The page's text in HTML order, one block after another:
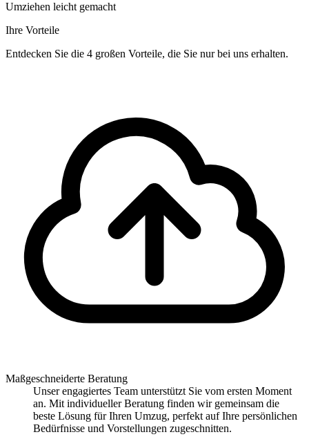
Umziehen leicht gemacht
Ihre Vorteile
Entdecken Sie die 4 großen Vorteile, die Sie nur bei uns erhalten.
Maßgeschneiderte Beratung
Unser engagiertes Team unterstützt Sie vom ersten Moment
an. Mit individueller Beratung finden wir gemeinsam die
beste Lösung für Ihren Umzug, perfekt auf Ihre persönlichen
Bedürfnisse und Vorstellungen zugeschnitten.